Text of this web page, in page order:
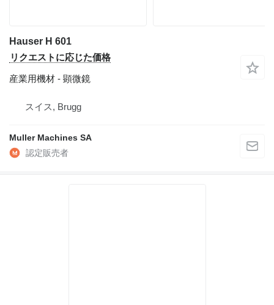
Hauser H 601
リクエストに応じた価格
産業用機材 - 顕微鏡
スイス, Brugg
Muller Machines SA